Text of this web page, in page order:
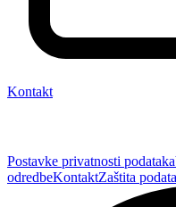
Kontakt
Postavke privatnosti podataka
odredbeKontaktZaštita